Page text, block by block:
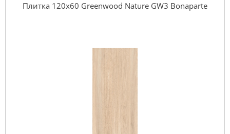
Плитка 120x60 Greenwood Nature GW3 Bonaparte